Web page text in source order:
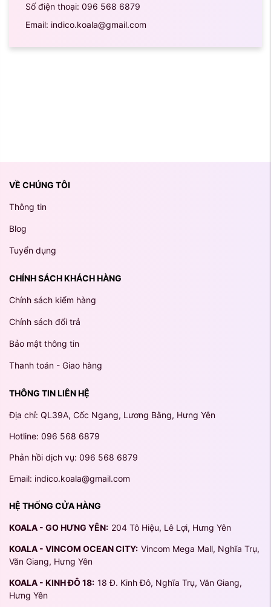
Số điện thoại: 096 568 6879
Email: indico.koala@gmail.com
VỀ CHÚNG TÔI
Thông tin
Blog
Tuyển dụng
CHÍNH SÁCH KHÁCH HÀNG
Chính sách kiểm hàng
Chính sách đổi trả
Bảo mật thông tin
Thanh toán - Giao hàng
THÔNG TIN LIÊN HỆ
Địa chỉ: QL39A, Cốc Ngang, Lương Bằng, Hưng Yên
Hotline: 096 568 6879
Phản hồi dịch vụ: 096 568 6879
Email: indico.koala@gmail.com
HỆ THỐNG CỬA HÀNG
KOALA - GO HƯNG YÊN: 204 Tô Hiệu, Lê Lợi, Hưng Yên
KOALA - VINCOM OCEAN CITY: Vincom Mega Mall, Nghĩa Trụ,
Văn Giang, Hưng Yên
KOALA - KINH ĐÔ 18: 18 Đ. Kinh Đô, Nghĩa Trụ, Văn Giang,
Hưng Yên